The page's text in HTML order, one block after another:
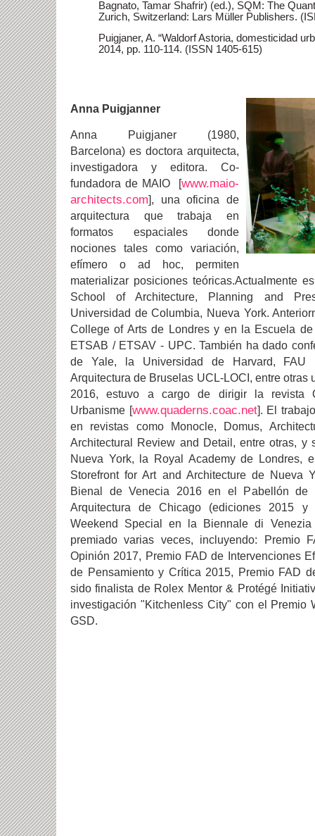
Bagnato, Tamar Shafrir) (ed.), SQM: The
Zurich, Switzerland: Lars Müller Publishers.
Puigjaner, A. “Waldorf Astoria, domesticidad
2014, pp. 110-114. (ISSN 1405-615)
Anna Puigjanner
Anna Puigjaner (1980,
Barcelona) es doctora arquitecta,
investigadora y editora. Co-
fundadora de MAIO [www.maio-
architects.com], una oficina de
arquitectura que trabaja en
formatos espaciales donde
nociones tales como variación,
efímero o ad hoc, permiten
materializar posiciones teóricas.Actualmente
School of Architecture, Planning and
Universidad de Columbia, Nueva York.
College of Arts de Londres y en la Escuela
ETSAB / ETSAV - UPC. También ha dado
de Yale, la Universidad de Harvard,
Arquitectura de Bruselas UCL-LOCI, entre otras
2016, estuvo a cargo de dirigir la revista
Urbanisme [www.quaderns.coac.net]. El
en revistas como Monocle, Domus,
Architectural Review and Detail, entre otras, y
Nueva York, la Royal Academy de Londres,
Storefront for Art and Architecture de Nueva
Bienal de Venecia 2016 en el Pabellón
Arquitectura de Chicago (ediciones 2015
Weekend Special en la Biennale di
premiado varias veces, incluyendo: Premio
Opinión 2017, Premio FAD de Intervenciones
de Pensamiento y Crítica 2015, Premio FAD
sido finalista de Rolex Mentor & Protégé
investigación "Kitchenless City" con el Premio
GSD.